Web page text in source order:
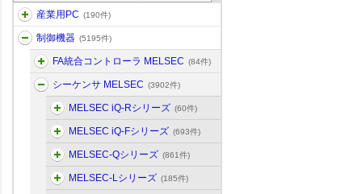
産業用PC (190件)
制御機器 (5195件)
FA統合コントローラ MELSEC (84件)
シーケンサ MELSEC (3902件)
MELSEC iQ-Rシリーズ (60件)
MELSEC iQ-Fシリーズ (693件)
MELSEC-Qシリーズ (861件)
MELSEC-Lシリーズ (185件)